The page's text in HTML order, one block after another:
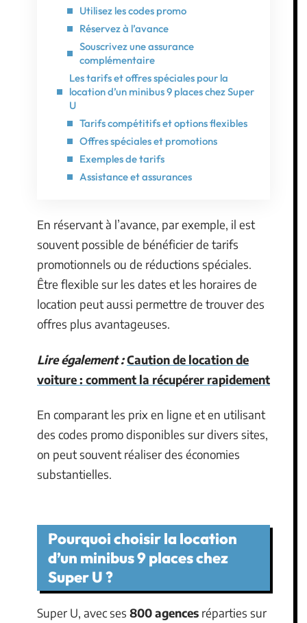
Utilisez les codes promo
Réservez à l’avance
Souscrivez une assurance
complémentaire
Les tarifs et offres spéciales pour la
location d’un minibus 9 places chez Super
U
Tarifs compétitifs et options flexibles
Offres spéciales et promotions
Exemples de tarifs
Assistance et assurances
En réservant à l’avance, par exemple, il est
souvent possible de bénéficier de tarifs
promotionnels ou de réductions spéciales.
Être flexible sur les dates et les horaires de
location peut aussi permettre de trouver des
offres plus avantageuses.
Lire également :Caution de location de
voiture : comment la récupérer rapidement
En comparant les prix en ligne et en utilisant
des codes promo disponibles sur divers sites,
on peut souvent réaliser des économies
substantielles.
Pourquoi choisir la location
d’un minibus 9 places chez
Super U ?
Super U, avec ses 800 agences réparties sur